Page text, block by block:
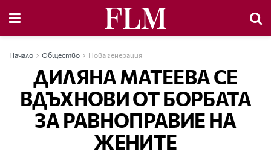
Начало Общество Нова генерация
ДИЛЯНА МАТЕЕВА СЕ
ВДЪХНОВИ ОТ БОРБАТА
ЗА РАВНОПРАВИЕ НА
ЖЕНИТЕ